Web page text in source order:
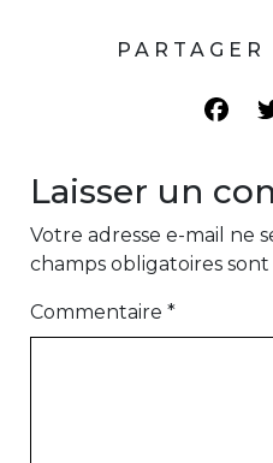
Laisser un
Votre adresse e-mail ne
champs obligatoires
Commentaire *